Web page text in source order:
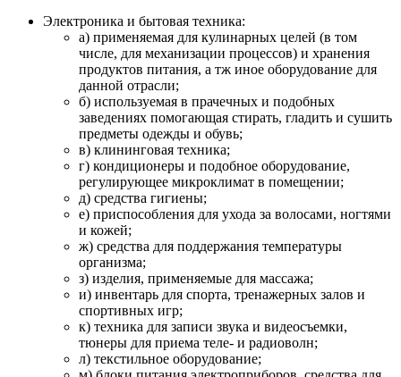
Электроника и бытовая техника:
а) применяемая для кулинарных целей (в том
числе, для механизации процессов) и хранения
продуктов питания, а тж иное оборудование для
данной отрасли;
б) используемая в прачечных и подобных
заведениях помогающая стирать, гладить и сушить
предметы одежды и обувь;
в) клининговая техника;
г) кондиционеры и подобное оборудование,
регулирующее микроклимат в помещении;
д) средства гигиены;
е) приспособления для ухода за волосами, ногтями
и кожей;
ж) средства для поддержания температуры
организма;
з) изделия, применяемые для массажа;
и) инвентарь для спорта, тренажерных залов и
спортивных игр;
к) техника для записи звука и видеосъемки,
тюнеры для приема теле- и радиоволн;
л) текстильное оборудование;